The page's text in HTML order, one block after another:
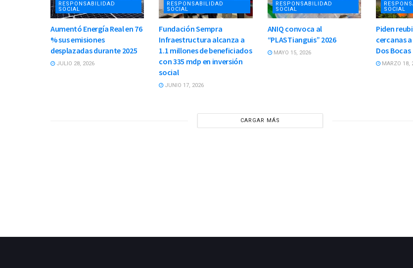
RESPONSABILIDAD
SOCIAL
Aumentó Energía Real en 76
% sus emisiones
desplazadas durante 2025
JULIO 28, 2026
RESPONSABILIDAD
SOCIAL
Fundación Sempra
Infraestructura alcanza a
1.1 millones de beneficiados
con 335 mdp en inversión
social
JUNIO 17, 2026
RESPONSABILIDAD
SOCIAL
ANIQ convoca al
“PLASTianguis” 2026
MAYO 15, 2026
SOCIAL
Piden
cercanas
Dos Bocas
MARZO 18,
CARGAR MÁS